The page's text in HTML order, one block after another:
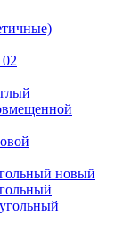
новый